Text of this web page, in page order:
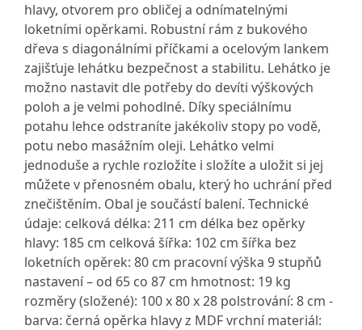
hlavy, otvorem pro obličej a odnímatelnými
loketními opěrkami. Robustní rám z bukového
dřeva s diagonálními příčkami a ocelovým lankem
zajišťuje lehátku bezpečnost a stabilitu. Lehátko je
možno nastavit dle potřeby do devíti výškových
poloh a je velmi pohodlné. Díky speciálnímu
potahu lehce odstraníte jakékoliv stopy po vodě,
potu nebo masážním oleji. Lehátko velmi
jednoduše a rychle rozložíte i složíte a uložit si jej
můžete v přenosném obalu, který ho uchrání před
znečištěním. Obal je součástí balení. Technické
údaje: celková délka: 211 cm délka bez opěrky
hlavy: 185 cm celková šířka: 102 cm šířka bez
loketních opěrek: 80 cm pracovní výška 9 stupňů
nastavení – od 65 co 87 cm hmotnost: 19 kg
rozměry (složené): 100 x 80 x 28 polstrování: 8 cm -
barva: černá opěrka hlavy z MDF vrchní materiál: